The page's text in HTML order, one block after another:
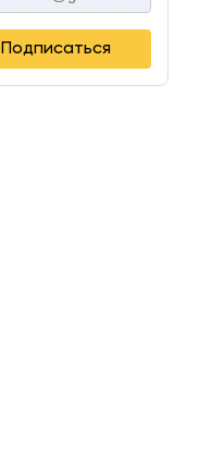
Подписаться